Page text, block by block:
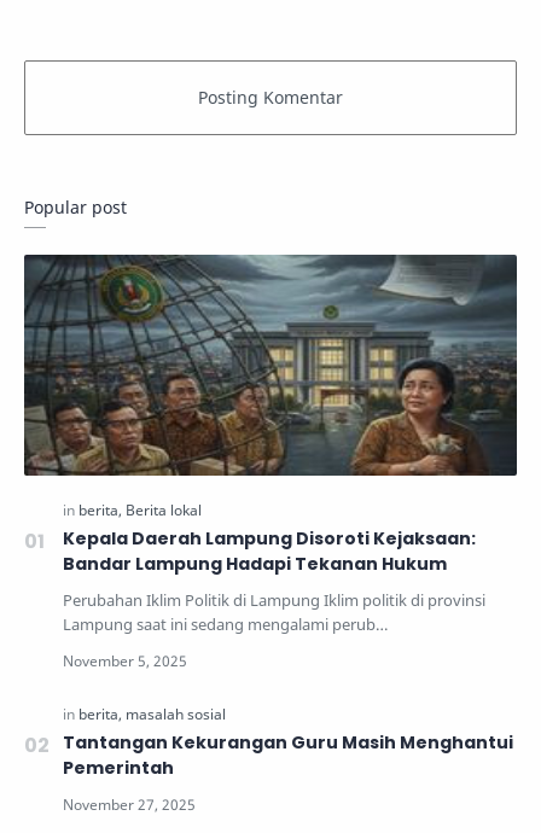
Popular post
Kepala Daerah Lampung Disoroti Kejaksaan:
Bandar Lampung Hadapi Tekanan Hukum
Perubahan Iklim Politik di Lampung Iklim politik di provinsi
Lampung saat ini sedang mengalami perub…
Tantangan Kekurangan Guru Masih Menghantui
Pemerintah